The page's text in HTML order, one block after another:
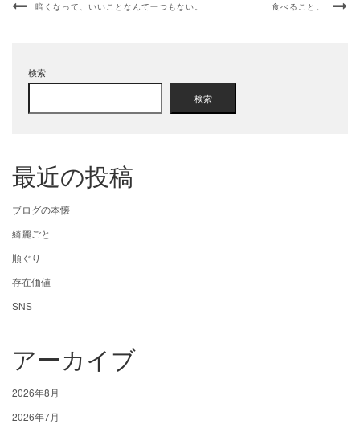
暗くなって、いいことなんて一つもない。 食べること。
検索
検索
最近の投稿
ブログの本懐
綺麗ごと
順ぐり
存在価値
SNS
アーカイブ
2026年8月
2026年7月